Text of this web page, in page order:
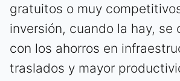
gratuitos o muy
inversión, cuando la hay, se
con los ahorros en
traslados y mayor